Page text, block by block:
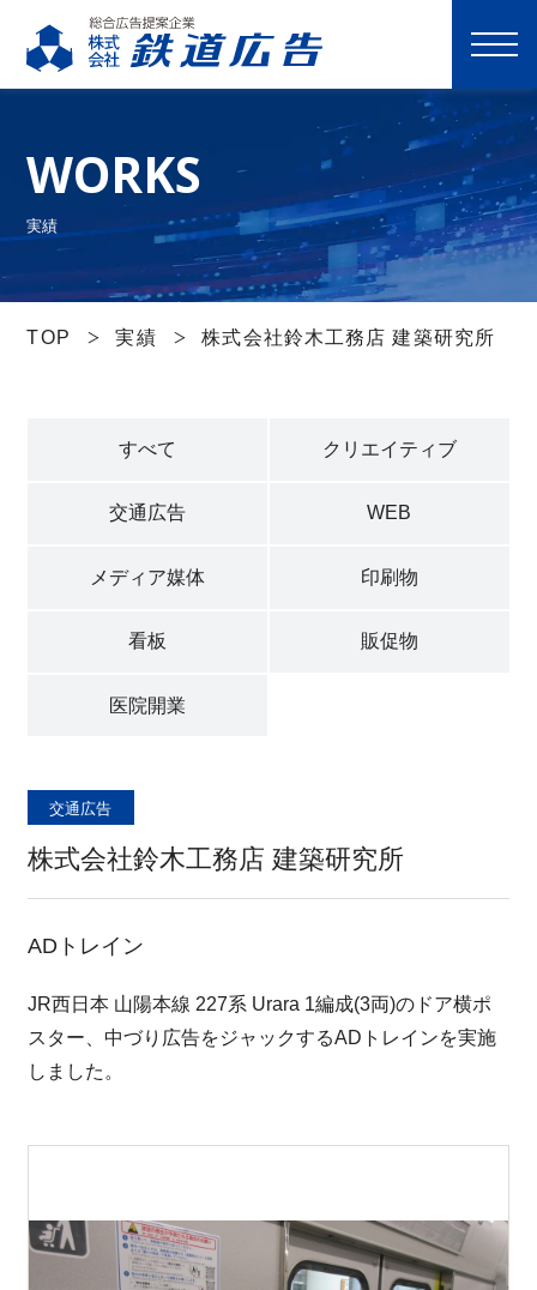
M
E
お問い合わせ
選ばれる理由
サービス一覧
WORKS
実績
TOP 実績 株式会社鈴木工務店 建築研究所
すべて クリエイティブ
交通広告 WEB
メディア媒体 印刷物
看板 販促物
医院開業
交通広告
株式会社鈴木工務店 建築研究所
ADトレイン
JR西日本 山陽本線 227系 Urara 1編成(3両)のドア横ポ
スター、中づり広告をジャックするADトレインを実施
しました。